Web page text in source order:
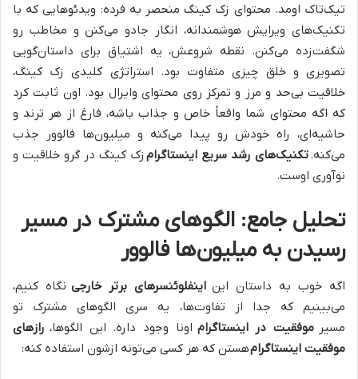
تیک‌تاک اومد. محتوای زک کینگ منحصر به فرده: ویدئوهایی که با
تکنیک‌های ویرایش هوشمندانه، انگار جادو می‌کنن و مخاطب رو
شگفت‌زده می‌کنن. نقطه شروعش، یه اشتیاق برای داستان‌گویی
تصویری و خلق چیزی متفاوت بود. استراتژی کلیدی زک کینگ،
خلاقیت بی‌حد و مرز و تمرکز روی محتوای وایرال بود. اون ثابت کرد
که اگه محتوای شما واقعاً خاص و جذاب باشه، فارغ از هر ترند و
حاشیه‌ای، راه خودش رو پیدا می‌کنه و میلیون‌ها فالوور جذب
می‌کنه.تکنیک‌های رشد سریع اینستاگرام زک کینگ در گرو خلاقیت و
نوآوری اوست.
تحلیل جامع: الگوهای مشترک در مسیر
رسیدن به میلیون‌ها فالوور
اگه خوب به داستان این اینفلوئنسرهای برتر خارجی نگاه کنیم،
می‌بینیم که جدا از تفاوت‌ها، یه سری الگوهای مشترک تو
مسیر موفقیت در اینستاگرام اونا وجود داره. این الگوها، رازهای
موفقیت اینستاگرامهستن که هر کسی می‌تونه ازشون استفاده کنه: